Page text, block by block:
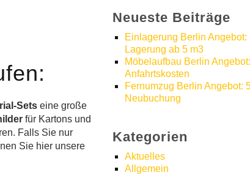
Sets eine große
für Kartons und
Falls Sie nur
Sie hier unsere
Neueste Beiträge
Einlagerung Berlin Angebot:
Lagerung ab 5 m3
Möbelaufbau Berlin
Anfahrtskosten
Fernumzug Berlin Angebot:
Neubuchung
Kategorien
Aktuelles
Allgemein